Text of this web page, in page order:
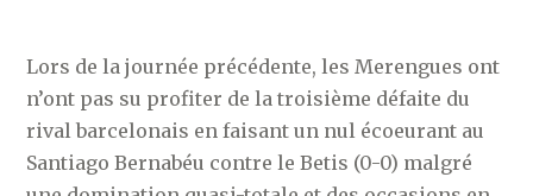
Lors de la journée précédente, les Merengues ont
n’ont pas su profiter de la troisième défaite du
rival barcelonais en faisant un nul écoeurant au
Santiago Bernabéu contre le Betis (0-0) malgré